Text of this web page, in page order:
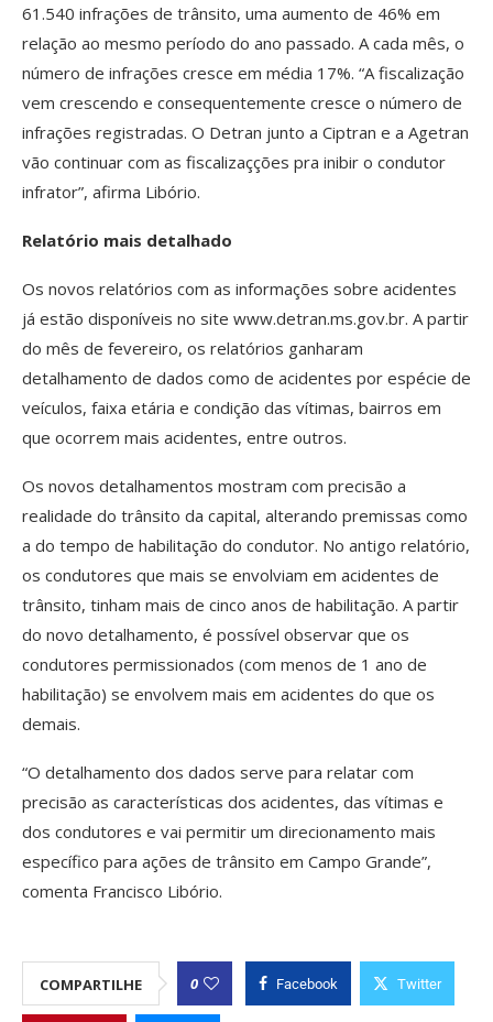
61.540 infrações de trânsito, uma aumento de 46% em
relação ao mesmo período do ano passado. A cada mês, o
número de infrações cresce em média 17%. “A fiscalização
vem crescendo e consequentemente cresce o número de
infrações registradas. O Detran junto a Ciptran e a Agetran
vão continuar com as fiscalizaçções pra inibir o condutor
infrator”, afirma Libório.
Relatório mais detalhado
Os novos relatórios com as informações sobre acidentes
já estão disponíveis no site www.detran.ms.gov.br. A partir
do mês de fevereiro, os relatórios ganharam
detalhamento de dados como de acidentes por espécie de
veículos, faixa etária e condição das vítimas, bairros em
que ocorrem mais acidentes, entre outros.
Os novos detalhamentos mostram com precisão a
realidade do trânsito da capital, alterando premissas como
a do tempo de habilitação do condutor. No antigo relatório,
os condutores que mais se envolviam em acidentes de
trânsito, tinham mais de cinco anos de habilitação. A partir
do novo detalhamento, é possível observar que os
condutores permissionados (com menos de 1 ano de
habilitação) se envolvem mais em acidentes do que os
demais.
“O detalhamento dos dados serve para relatar com
precisão as características dos acidentes, das vítimas e
dos condutores e vai permitir um direcionamento mais
específico para ações de trânsito em Campo Grande”,
comenta Francisco Libório.
COMPARTILHE 0 Facebook Twitter